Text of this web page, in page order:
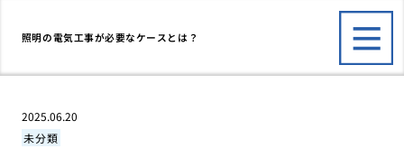
照明の電気工事が必要なケースとは？
2025.06.20
未分類